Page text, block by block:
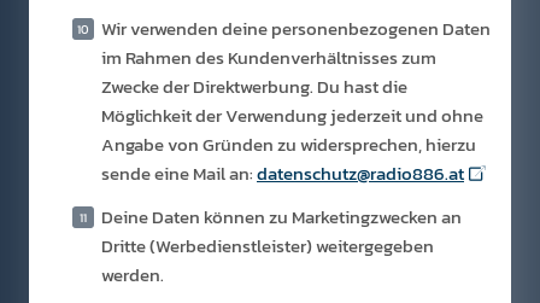
Wir verwenden deine personenbezogenen Daten
im Rahmen des Kundenverhältnisses zum
Zwecke der Direktwerbung. Du hast die
Möglichkeit der Verwendung jederzeit und ohne
Angabe von Gründen zu widersprechen, hierzu
sende eine Mail an:datenschutz@radio886.at
Deine Daten können zu Marketingzwecken an
Dritte (Werbedienstleister) weitergegeben
werden.